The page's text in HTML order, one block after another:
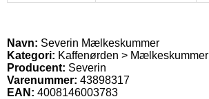
Navn: Severin Mælkeskummer
Kategori: Kaffenørden > Mælkeskummer
Producent: Severin
Varenummer: 43898317
EAN: 4008146003783